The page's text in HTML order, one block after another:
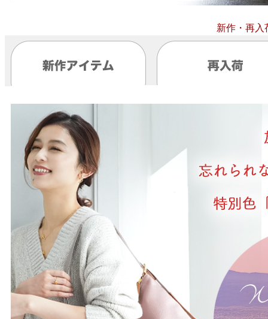
新作・再